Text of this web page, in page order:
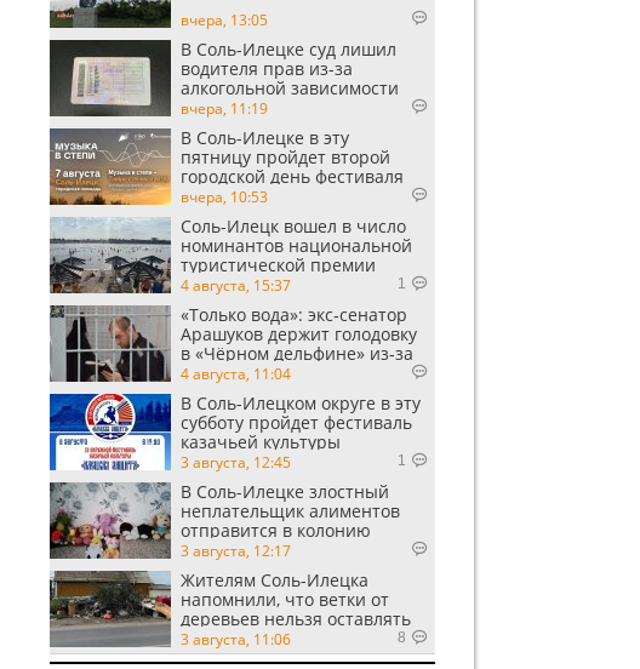
вчера, 13:05
В Соль-Илецке суд лишил
водителя прав из-за
алкогольной зависимости
вчера, 11:19
В Соль-Илецке в эту
пятницу пройдет второй
городской день фестиваля
«Музыка в степи»
вчера, 10:53
Соль-Илецк вошел в число
номинантов национальной
туристической премии
Russian Traveler Awards
4 августа, 15:37 1
«Только вода»: экс‑сенатор
Арашуков держит голодовку
в «Чёрном дельфине» из‑за
духоты на рабочем месте
4 августа, 11:04
В Соль-Илецком округе в эту
субботу пройдет фестиваль
казачьей культуры
3 августа, 12:45 1
В Соль-Илецке злостный
неплательщик алиментов
отправится в колонию
строгого режима
3 августа, 12:17
Жителям Соль-Илецка
напомнили, что ветки от
деревьев нельзя оставлять
на площадках ТКО
3 августа, 11:06 8